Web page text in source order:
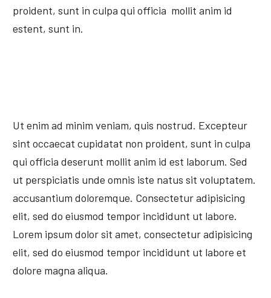
proident, sunt in culpa qui officia mollit anim id
estent, sunt in.
Ut enim ad minim veniam, quis nostrud. Excepteur
sint occaecat cupidatat non proident, sunt in culpa
qui officia deserunt mollit anim id est laborum. Sed
ut perspiciatis unde omnis iste natus sit voluptatem.
accusantium doloremque. Consectetur adipisicing
elit, sed do eiusmod tempor incididunt ut labore.
Lorem ipsum dolor sit amet, consectetur adipisicing
elit, sed do eiusmod tempor incididunt ut labore et
dolore magna aliqua.